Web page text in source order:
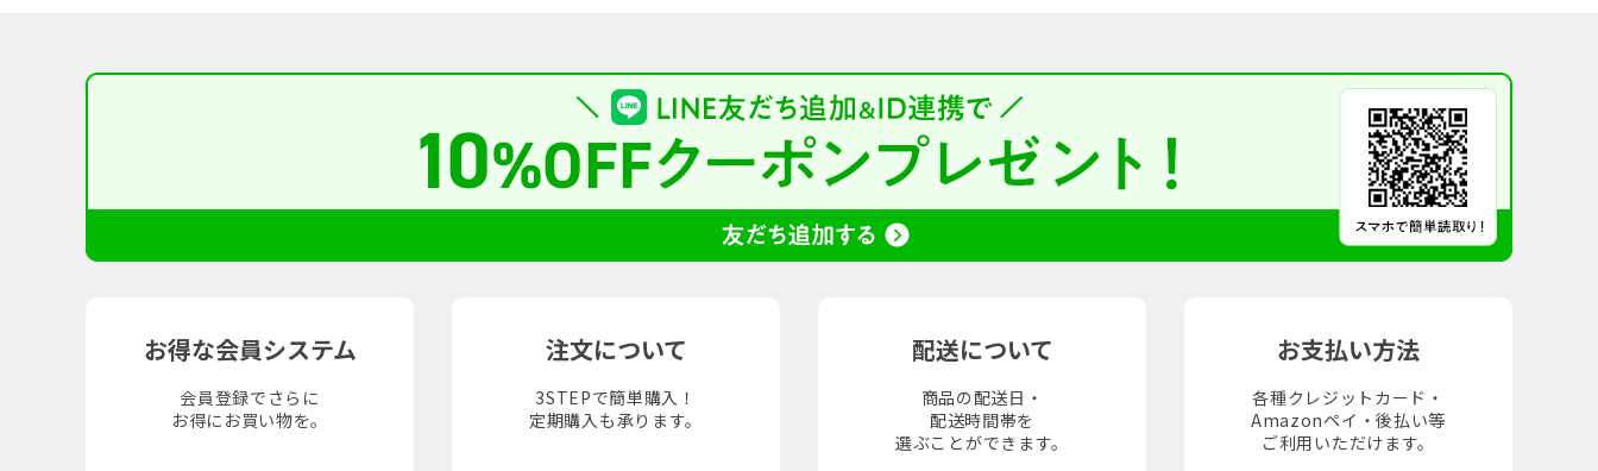
お得な会員システム
会員登録でさらに
お得にお買い物を。
注文について
3STEPで簡単購入！
定期購入も承ります。
配送について
商品の配送日・
配送時間帯を
選ぶことができます。
お支払い方法
各種クレジットカード・
Amazonペイ・後払い等
ご利用いただけます。